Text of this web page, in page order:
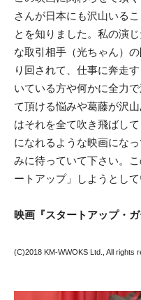
さんが日本にも沢山いる
とを知りました。私の演
な取引相手（光ちゃん）
り回されて、仕事に奔走
いている方や何かに全力
て頂ける悩みや葛藤が沢
はそれを全て吹き飛ばし
になれるような映画にな
みに待っていて下さい。
ートアップ」しようとし
映画『スタートアップ・
(C)2018 KM-WWOKS Ltd., All rights